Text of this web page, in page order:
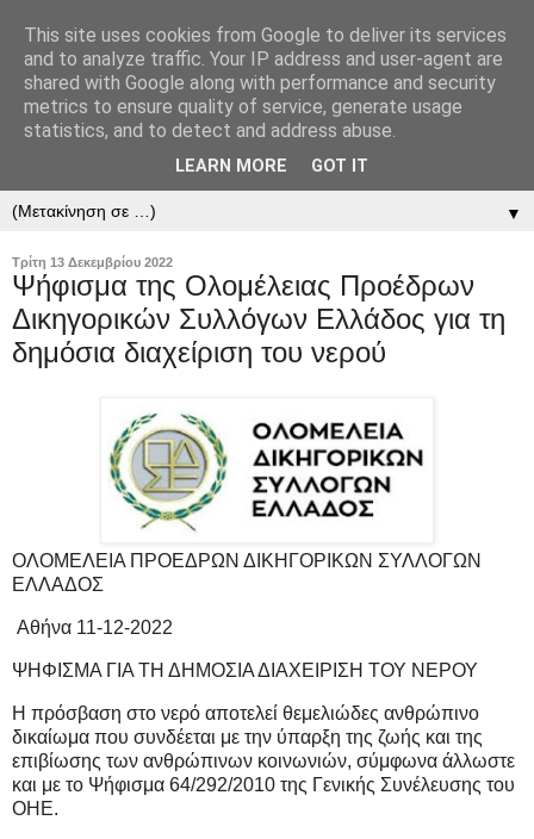
▼
Τρίτη 13 Δεκεμβρίου 2022
Ψήφισμα της Ολομέλειας Προέδρων
Δικηγορικών Συλλόγων Ελλάδος για τη
δημόσια διαχείριση του νερού
ΟΛΟΜΕΛΕΙΑ ΠΡΟΕΔΡΩΝ ΔΙΚΗΓΟΡΙΚΩΝ ΣΥΛΛΟΓΩΝ
ΕΛΛΑΔΟΣ
Αθήνα 11-12-2022
ΨΗΦΙΣΜΑ ΓΙΑ ΤΗ ΔΗΜΟΣΙΑ ΔΙΑΧΕΙΡΙΣΗ ΤΟΥ ΝΕΡΟΥ
Η πρόσβαση στο νερό αποτελεί θεμελιώδες ανθρώπινο
δικαίωμα που συνδέεται με την ύπαρξη της ζωής και της
επιβίωσης των ανθρώπινων κοινωνιών, σύμφωνα άλλωστε
και με το Ψήφισμα 64/292/2010 της Γενικής Συνέλευσης του
ΟΗΕ.
This site uses cookies from Google to deliver its services
and to analyze traffic. Your IP address and user-agent are
shared with Google along with performance and security
metrics to ensure quality of service, generate usage
statistics, and to detect and address abuse.
LEARN MORE GOT IT